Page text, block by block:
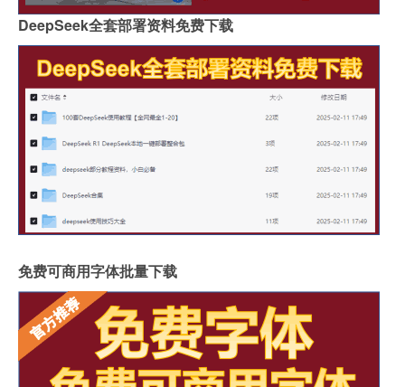
DeepSeek全套部署资料免费下载
免费可商用字体批量下载